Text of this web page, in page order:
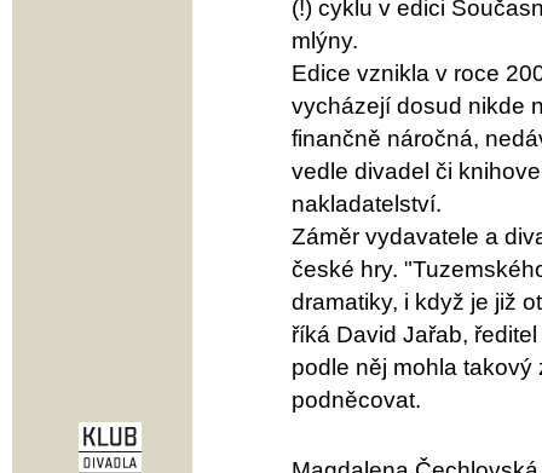
(!) cyklu v edici
mlýny.
Edice vznikla v roce
vycházejí dosud nikde
finančně náročná,
vedle divadel či
nakladatelství.
Záměr vydavatele a
české hry.
dramatiky, i když je již
říká David Jařab,
podle něj mohla
podněcovat.